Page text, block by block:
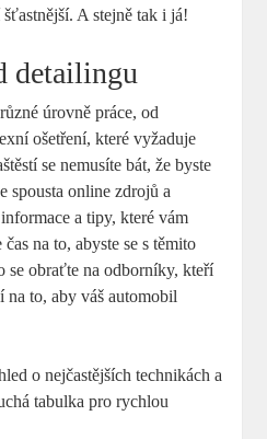
A stejně tak i já!
detailingu
úrovně práce, od
ošetření, které vyžaduje
se⁣ nemusíte bát, že byste
spousta online ‌zdrojů⁤ a
a⁣ tipy, které​ vám
na⁣ to, abyste ⁤se s těmito
⁤se obraťte na odborníky, kteří‍
na to, aby váš automobil
o⁣ nejčastějších technikách a
tabulka ⁣pro​ rychlou